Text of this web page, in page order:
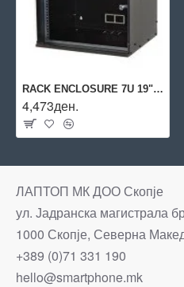
RACK ENCLOSURE 7U 19"/SPCW-7U-450-BK SPACER
4,473ден.
ЛАПТОП МК ДОО Скопје
ул. Јадранска магистрала
1000 Скопје, Северна
+389 (0)71 331 190
hello@smartphone.mk